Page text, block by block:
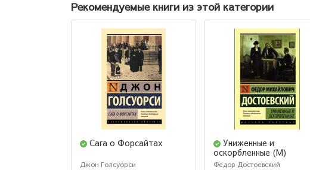
Рекомендуемые книги из этой категории
Сага о Форсайтах
Джон Голсуорси
Униженные и
оскорбленные (М)
Федор Достоевский